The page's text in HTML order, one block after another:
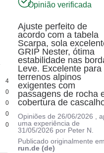
4
0
0
0
0
Opinião verificada
Ajuste perfeito de
acordo com a tabela
Scarpa, sola
GRIP Nester, ótima
estabilidade nas
Leve. Excelente para
terrenos alpinos
exigentes com
passagens de rocha
cobertura de
Opiniões de 26/06/2026
,
uma experiência de
31/05/2026 por Peter N.
Publicado originalmente
run.de (de)